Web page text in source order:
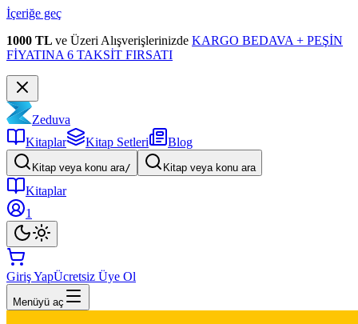
İçeriğe geç
1000 TL ve Üzeri Alışverişlerinizde KARGO BEDAVA + PEŞİN
FİYATINA 6 TAKSİT FIRSATI
Zeduva
Kitaplar
Kitap Setleri Blog
Kitap veya konu ara/ Kitap veya konu ara
Kitaplar
1
Giriş YapÜcretsiz Üye Ol
Menüyü aç